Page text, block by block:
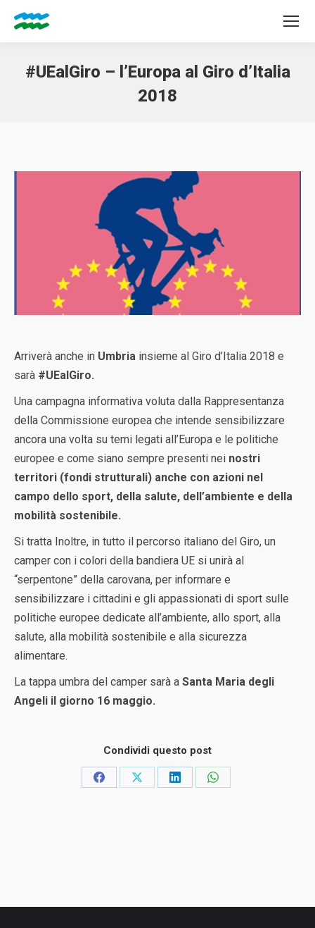
#UEalGiro – l’Europa al Giro d’Italia
2018
Arriverà anche in Umbria insieme al Giro d’Italia 2018 e
sarà #UEalGiro.
Una campagna informativa voluta dalla Rappresentanza
della Commissione europea che intende sensibilizzare
ancora una volta su temi legati all’Europa e le politiche
europee e come siano sempre presenti nei nostri
territori (fondi strutturali) anche con azioni nel
campo dello sport, della salute, dell’ambiente e della
mobilità sostenibile.
Si tratta Inoltre, in tutto il percorso italiano del Giro, un
camper con i colori della bandiera UE si unirà al
“serpentone” della carovana, per informare e
sensibilizzare i cittadini e gli appassionati di sport sulle
politiche europee dedicate all’ambiente, allo sport, alla
salute, alla mobilità sostenibile e alla sicurezza
alimentare.
La tappa umbra del camper sarà a Santa Maria degli
Angeli il giorno 16 maggio.
Condividi questo post
CondividiCondividiCondividiCondividi